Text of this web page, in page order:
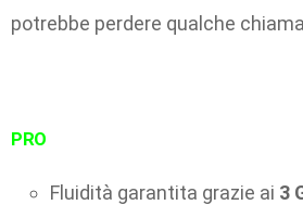
potrebbe perdere qualche
PRO
Fluidità garantita grazie ai 3